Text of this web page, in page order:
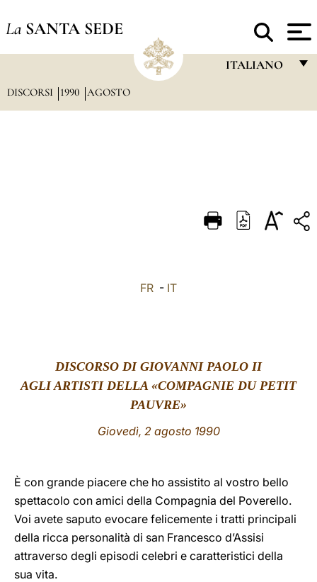
La SANTA SEDE
ITALIANO
DEUTSCH
DISCORSI 1990 AGOSTO
FR - IT
DISCORSO DI GIOVANNI PAOLO II
AGLI ARTISTI DELLA «COMPAGNIE DU PETIT
PAUVRE»
Giovedì, 2 agosto 1990
È con grande piacere che ho assistito al vostro bello
spettacolo con amici della Compagnia del Poverello.
Voi avete saputo evocare felicemente i tratti principali
della ricca personalità di san Francesco d’Assisi
attraverso degli episodi celebri e caratteristici della
sua vita.